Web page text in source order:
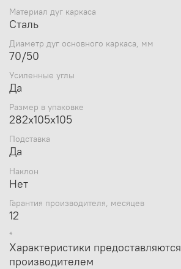
Материал дуг каркаса
Сталь
Диаметр дуг основного каркаса, мм
70/50
Усиленные углы
Да
Размер в упаковке
282х105х105
Подставка
Да
Наклон
Нет
Гарантия производителя, месяцев
12
*
Характеристики предоставляются
производителем